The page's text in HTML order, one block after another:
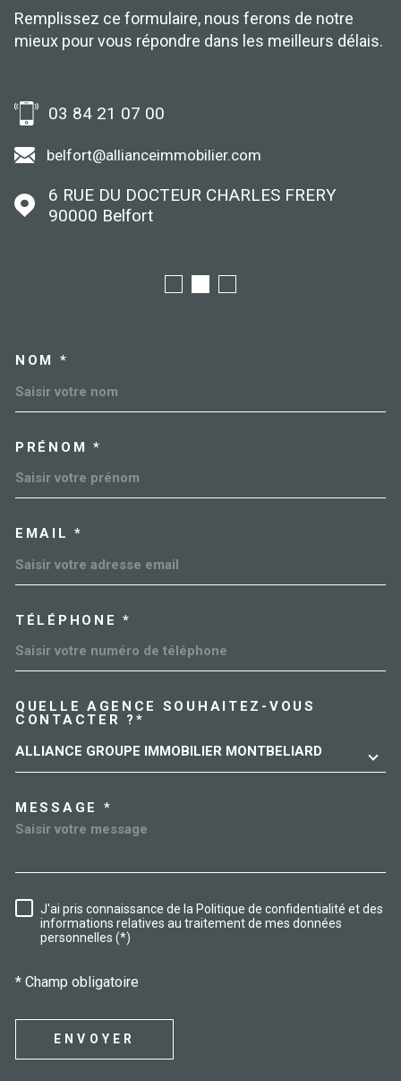
Remplissez ce formulaire, nous ferons de notre
mieux pour vous répondre dans les meilleurs délais.
03 84 21 07 00
belfort@allianceimmobilier.com
6 RUE DU DOCTEUR CHARLES FRERY
90000
Belfort
NOM *
PRÉNOM *
EMAIL *
TÉLÉPHONE *
QUELLE AGENCE SOUHAITEZ-VOUS
CONTACTER ?*
ALLIANCE GROUPE IMMOBILIER MONTBELIARD
MESSAGE *
RÈGLEMENTATION
J'ai pris connaissance de la Politique de confidentialité et des
informations relatives au traitement de mes données
personnelles (*)
* Champ obligatoire
ENVOYER